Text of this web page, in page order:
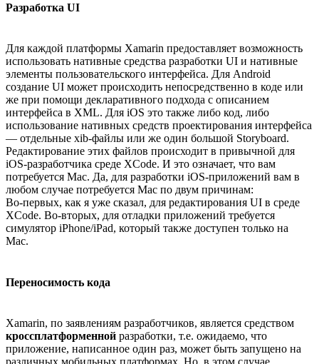
Разработка UI
Для каждой платформы Xamarin предоставляет возможность
использовать нативные средства разработки UI и нативные
элементы пользовательского интерфейса. Для Android
создание UI может происходить непосредственно в коде или
же при помощи декларативного подхода с описанием
интерфейса в XML. Для iOS это также либо код, либо
использование нативных средств проектирования интерфейса
— отдельные xib-файлы или же один большой Storyboard.
Редактирование этих файлов происходит в привычной для
iOS-разработчика среде XCode. И это означает, что вам
потребуется Mac. Да, для разработки iOS-приложений вам в
любом случае потребуется Mac по двум причинам:
Во-первых, как я уже сказал, для редактирования UI в среде
XCode. Во-вторых, для отладки приложений требуется
симулятор iPhone/iPad, который также доступен только на
Mac.
Переносимость кода
Xamarin, по заявлениям разработчиков, является средством
кроссплатформенной разработки, т.е. ожидаемо, что
приложение, написанное один раз, может быть запущено на
различных мобильных платформах. Но, в этом случае